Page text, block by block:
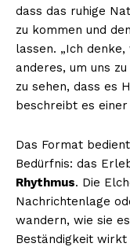
dass das ruhige
zu kommen und
lassen. „Ich
anderes, um uns
zu sehen, dass es
beschreibt es
Das Format
Bedürfnis: das
Rhythmus. Die
Nachrichtenlage
wandern, wie sie
Beständigkeit